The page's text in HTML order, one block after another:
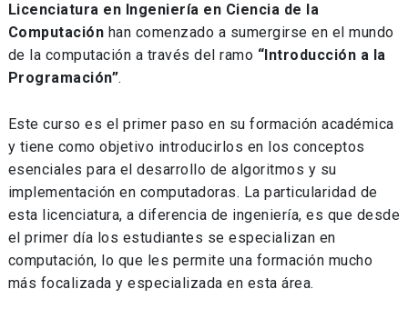
Licenciatura en Ingeniería en Ciencia de la
Computación han comenzado a sumergirse en el mundo
de la computación a través del ramo “Introducción a la
Programación”.
Este curso es el primer paso en su formación académica
y tiene como objetivo introducirlos en los conceptos
esenciales para el desarrollo de algoritmos y su
implementación en computadoras. La particularidad de
esta licenciatura, a diferencia de ingeniería, es que desde
el primer día los estudiantes se especializan en
computación, lo que les permite una formación mucho
más focalizada y especializada en esta área.